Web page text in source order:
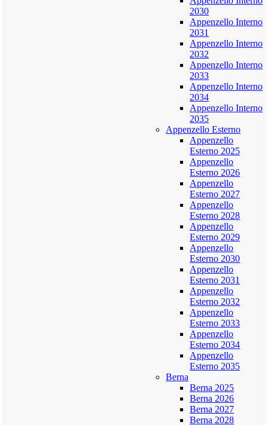
2030
Appenzello Interno
2031
Appenzello Interno
2032
Appenzello Interno
2033
Appenzello Interno
2034
Appenzello Interno
2035
Appenzello Esterno
Appenzello
Esterno 2025
Appenzello
Esterno 2026
Appenzello
Esterno 2027
Appenzello
Esterno 2028
Appenzello
Esterno 2029
Appenzello
Esterno 2030
Appenzello
Esterno 2031
Appenzello
Esterno 2032
Appenzello
Esterno 2033
Appenzello
Esterno 2034
Appenzello
Esterno 2035
Berna
Berna 2025
Berna 2026
Berna 2027
Berna 2028